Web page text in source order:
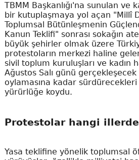
TBMM Başkanlığı'na sunulan ve
bir kutuplaşmaya yol açan "Millî
Toplumsal Bütünleşmenin
Kanun Teklifi" sonrası sokağın
büyük şehirler olmak üzere
protestoların merkezi haline
sivil toplum kuruluşları ve kadın
Ağustos Salı günü gerçekleşecek
oylamasına kadar sürdürecekleri
yürürlüğe koydu.
Protestolar hangi illerde
Yasa teklifine yönelik toplumsal